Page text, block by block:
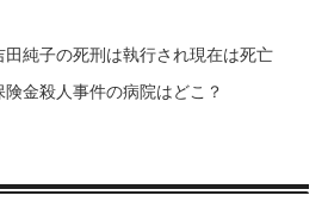
純子の死刑は執行され現在は死亡
金殺人事件の病院はどこ？